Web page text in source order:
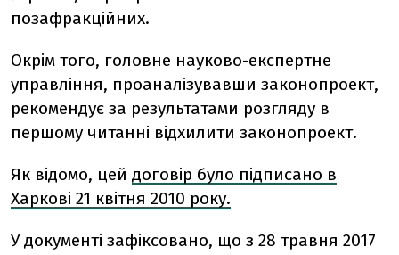
позафракційних.
Окрім того, головне науково-експертне
управління, проаналізувавши законопроект,
рекомендує за результатами розгляду в
першому читанні відхилити законопроект.
Як відомо, цей договір було підписано в
Харкові 21 квітня 2010 року.
У документі зафіксовано, що з 28 травня 2017